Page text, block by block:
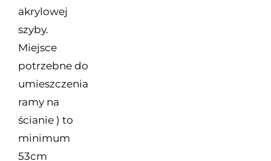
akrylowej
szyby.
Miejsce
potrzebne do
umieszczenia
ramy na
ścianie ) to
minimum
53cm